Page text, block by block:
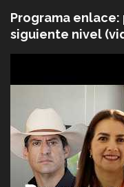
Programa
siguiente nivel